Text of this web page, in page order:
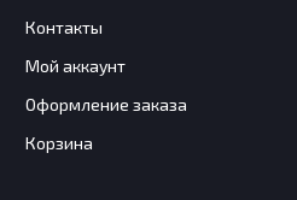
Контакты
Мой аккаунт
Оформление заказа
Корзина